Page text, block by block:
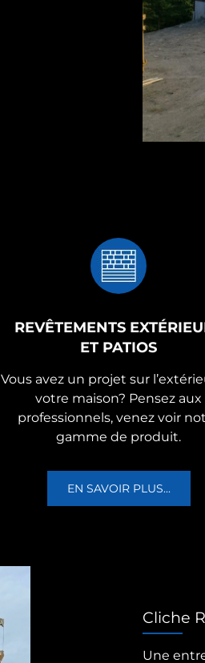
REVÊTEMENTS
ET PATIOS
Vous avez un projet sur
votre maison? Pensez aux
professionnels, venez voir
gamme de produit.
EN SAVOIR PLUS...
Cliche
Une